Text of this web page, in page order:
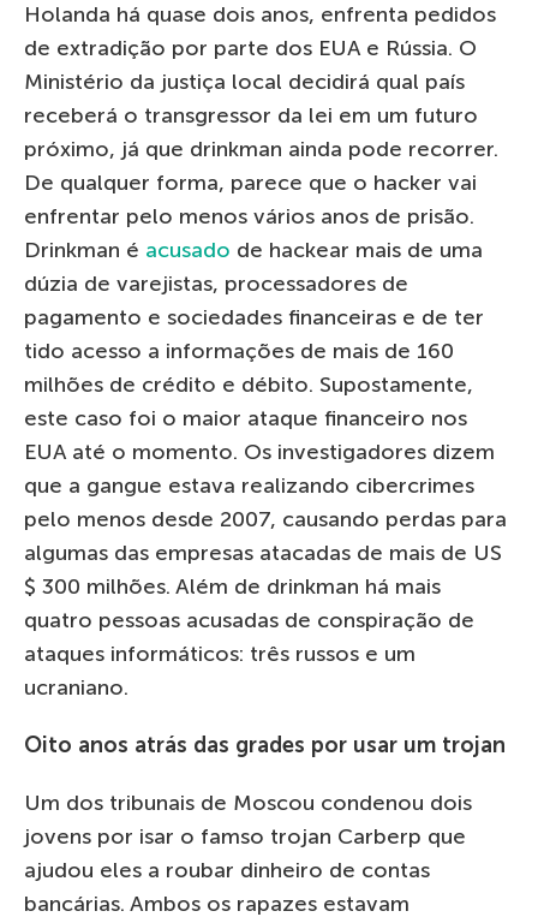
Holanda há quase dois anos, enfrenta pedidos
de extradição por parte dos EUA e Rússia. O
Ministério da justiça local decidirá qual país
receberá o transgressor da lei em um futuro
próximo, já que drinkman ainda pode recorrer.
De qualquer forma, parece que o hacker vai
enfrentar pelo menos vários anos de prisão.
Drinkman é acusado de hackear mais de uma
dúzia de varejistas, processadores de
pagamento e sociedades financeiras e de ter
tido acesso a informações de mais de 160
milhões de crédito e débito. Supostamente,
este caso foi o maior ataque financeiro nos
EUA até o momento. Os investigadores dizem
que a gangue estava realizando cibercrimes
pelo menos desde 2007, causando perdas para
algumas das empresas atacadas de mais de US
$ 300 milhões. Além de drinkman há mais
quatro pessoas acusadas de conspiração de
ataques informáticos: três russos e um
ucraniano.
Oito anos atrás das grades por usar um trojan
Um dos tribunais de Moscou condenou dois
jovens por isar o famso trojan Carberp que
ajudou eles a roubar dinheiro de contas
bancárias. Ambos os rapazes estavam